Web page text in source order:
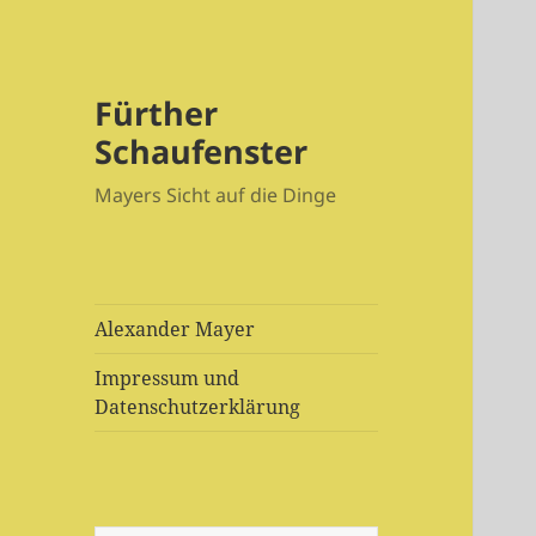
Fürther
Schaufenster
Mayers Sicht auf die Dinge
Alexander Mayer
Impressum und
Datenschutzerklärung